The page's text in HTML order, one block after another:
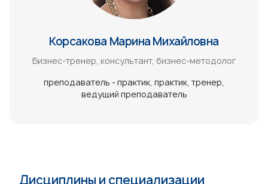
Корсакова Марина Михайловна
Бизнес-тренер, консультант, бизнес-методолог
преподаватель - практик практик тренер
ведущий преподаватель
Дисциплины и специализации